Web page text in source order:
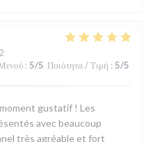
: 5/5 Ποιότητα / Τιμή : 5/5
gustatif ! Les
avec beaucoup
très agréable et fort